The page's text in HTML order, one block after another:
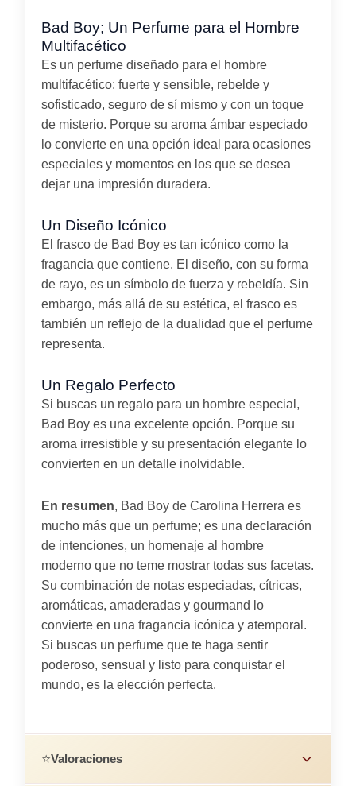
Bad Boy; Un Perfume para el Hombre
Multifacético
Es un perfume diseñado para el hombre
multifacético: fuerte y sensible, rebelde y
sofisticado, seguro de sí mismo y con un toque
de misterio. Porque su aroma ámbar especiado
lo convierte en una opción ideal para ocasiones
especiales y momentos en los que se desea
dejar una impresión duradera.
Un Diseño Icónico
El frasco de Bad Boy es tan icónico como la
fragancia que contiene. El diseño, con su forma
de rayo, es un símbolo de fuerza y rebeldía. Sin
embargo, más allá de su estética, el frasco es
también un reflejo de la dualidad que el perfume
representa.
Un Regalo Perfecto
Si buscas un regalo para un hombre especial,
Bad Boy es una excelente opción. Porque su
aroma irresistible y su presentación elegante lo
convierten en un detalle inolvidable.
En resumen, Bad Boy de Carolina Herrera es
mucho más que un perfume; es una declaración
de intenciones, un homenaje al hombre
moderno que no teme mostrar todas sus facetas.
Su combinación de notas especiadas, cítricas,
aromáticas, amaderadas y gourmand lo
convierte en una fragancia icónica y atemporal.
Si buscas un perfume que te haga sentir
poderoso, sensual y listo para conquistar el
mundo, es la elección perfecta.
⭐Valoraciones